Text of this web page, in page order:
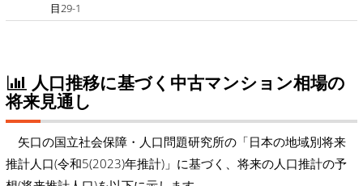
目29-1
人口推移に基づく中古マンション相場の
将来見通し
矢口の国立社会保障・人口問題研究所の「日本の地域別将来
推計人口(令和5(2023)年推計)」に基づく、将来の人口推計の予